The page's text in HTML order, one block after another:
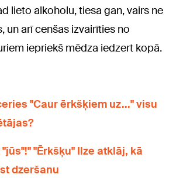
lieto alkoholu, tiesa gan, vairs ne
un arī cenšas izvairīties no
iepriekš mēdza iedzert kopā.
"Caur ērkšķiem uz..." visu
"Ērkšķu" Ilze atklāj, kā
dzeršanu